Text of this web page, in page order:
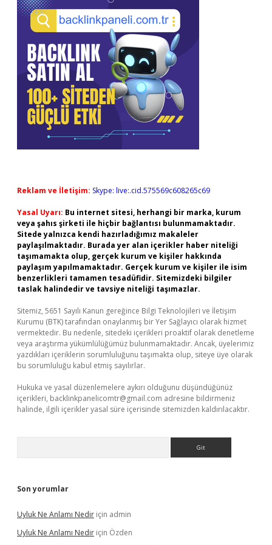
Reklam ve İletişim: Skype: live:.cid.575569c608265c69
Yasal Uyarı: Bu internet sitesi, herhangi bir marka, kurum
veya şahıs şirketi ile hiçbir bağlantısı bulunmamaktadır.
Sitede yalnızca kendi hazırladığımız makaleler
paylaşılmaktadır. Burada yer alan içerikler haber niteliği
taşımamakta olup, gerçek kurum ve kişiler hakkında
paylaşım yapılmamaktadır. Gerçek kurum ve kişiler ile isim
benzerlikleri tamamen tesadüfidir. Sitemizdeki bilgiler
taslak halindedir ve tavsiye niteliği taşımazlar.
Sitemiz, 5651 Sayılı Kanun gereğince Bilgi Teknolojileri ve İletişim
Kurumu (BTK) tarafından onaylanmış bir Yer Sağlayıcı olarak hizmet
vermektedir. Bu nedenle, sitedeki içerikleri proaktif olarak denetleme
veya araştırma yükümlülüğümüz bulunmamaktadır. Ancak, üyelerimiz
yazdıkları içeriklerin sorumluluğunu taşımakta olup, siteye üye olarak
bu sorumluluğu kabul etmiş sayılırlar.
Hukuka ve yasal düzenlemelere aykırı olduğunu düşündüğünüz
içerikleri, backlinkpanelicomtr@gmail.com adresine bildirmeniz
halinde, ilgili içerikler yasal süre içerisinde sitemizden kaldırılacaktır.
Son yorumlar
Uyluk Ne Anlamı Nedir için admin
Uyluk Ne Anlamı Nedir için Özden